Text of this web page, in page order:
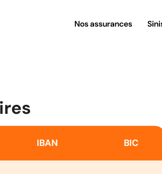
Nos assurances
IBAN BIC